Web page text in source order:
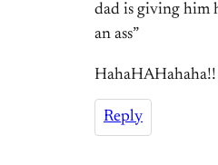
dad is giving him
an ass”
HahaHAHahaha!!
Reply